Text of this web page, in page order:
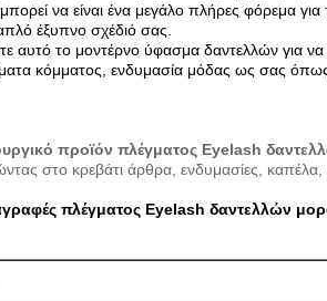
να είναι ένα μεγάλο πλήρες φόρεμα
έξυπνο σχέδιό σας.
αυτό το μοντέρνο ύφασμα δαντελλών για να
κόμματος, ενδυμασία μόδας ως σας
προϊόν πλέγματος Eyelash
στο κρεβάτι άρθρα, ενδυμασίες,
πλέγματος Eyelash δαντελλών